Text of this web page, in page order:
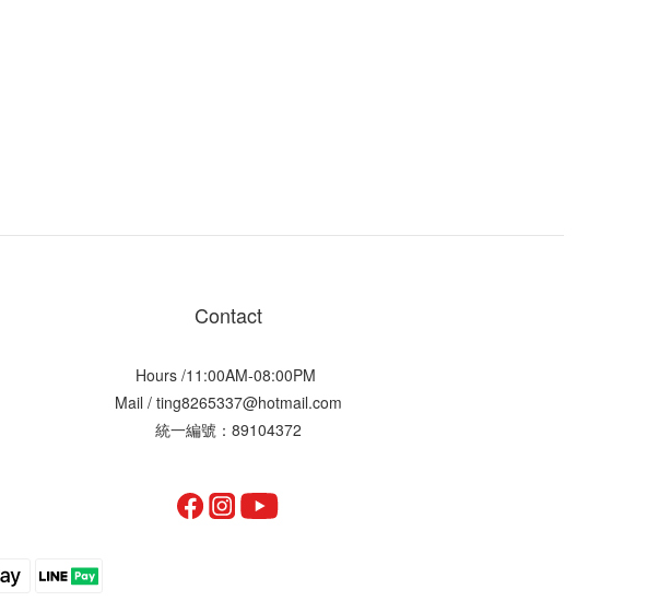
Contact
Hours /11:00AM-08:00PM
Mail / ting8265337@hotmail.com
統一編號：89104372